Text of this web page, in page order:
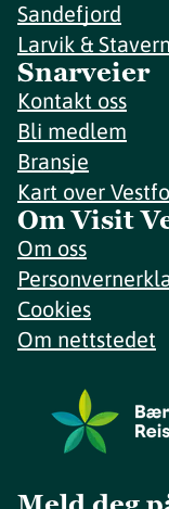
Sandefjord
Larvik & Stavern
Snarveier
Kontakt oss
Bli medlem
Bransje
Kart over
Om Visit
Om oss
Cookies
Om nettstedet